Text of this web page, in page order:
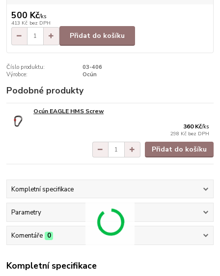
500 Kč/ks
413 Kč bez DPH
Přidat do košíku
Číslo produktu:
03-406
Výrobce:
Ocún
Podobné produkty
Ocún EAGLE HMS Screw
360 Kč/ks
298 Kč bez DPH
Přidat do košíku
Kompletní specifikace
Parametry
Komentáře 0
Kompletní specifikace